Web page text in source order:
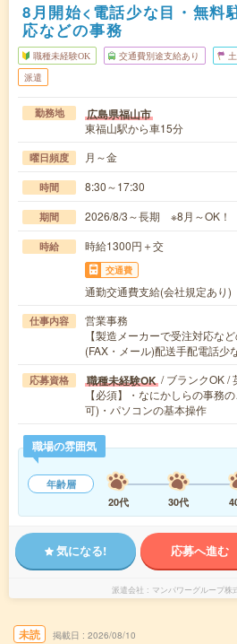
8月開始<電話少な目・無料
応などの事務
職種未経験OK 交通費別途支給あり
派遣
勤務地 広島県福山市
東福山駅から車15分
曜日頻度 月～金
時間 8:30～17:30
期間 2026/8/3～長期 ※8月～OK！
時給 時給1300円＋交
交通費
通勤交通費支給(会社規定あり)
仕事内容
営業事務
【製造メーカーで受注対応な
(FAX・メール)配送手配電話
応募資格 職種未経験OK / ブランクOK /
【必須】・なにかしらの事務
可)・パソコンの基本操作
職場の雰囲気
年齢層
20代
30代
気になる! 応募へ進む
派遣会社 マンパワーグループ
未読 掲載日 2026/08/10